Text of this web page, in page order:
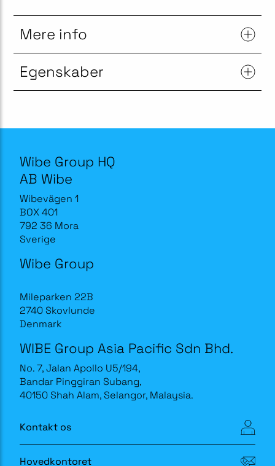
Mere info
Egenskaber
Wibe Group HQ
AB Wibe
Wibevägen 1
BOX 401
792 36 Mora
Sverige
Wibe Group
Mileparken 22B
2740 Skovlunde
Denmark
WIBE Group Asia Pacific Sdn Bhd.
No. 7, Jalan Apollo U5/194,
Bandar Pinggiran Subang,
40150 Shah Alam, Selangor, Malaysia.
Kontakt os
Hovedkontoret